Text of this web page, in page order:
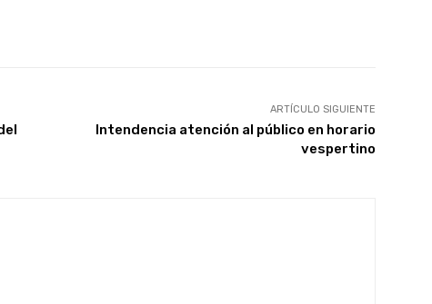
ARTÍCULO SIGUIENTE
Intendencia atención al público en horario
vespertino